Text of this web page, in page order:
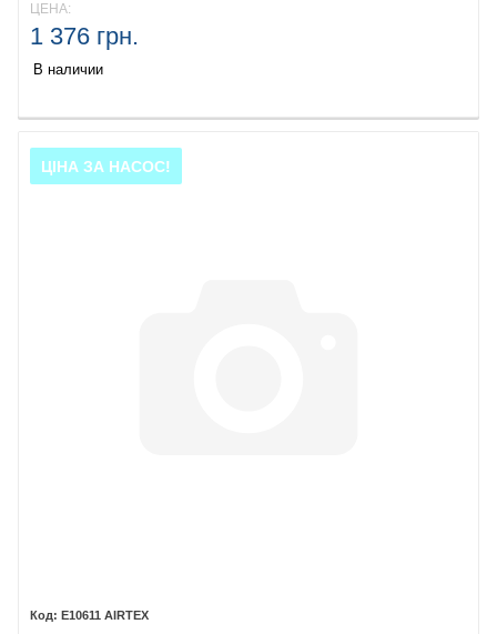
ЦЕНА:
1 376 грн.
В наличии
ЦІНА ЗА НАСОС!
E10611 AIRTEX